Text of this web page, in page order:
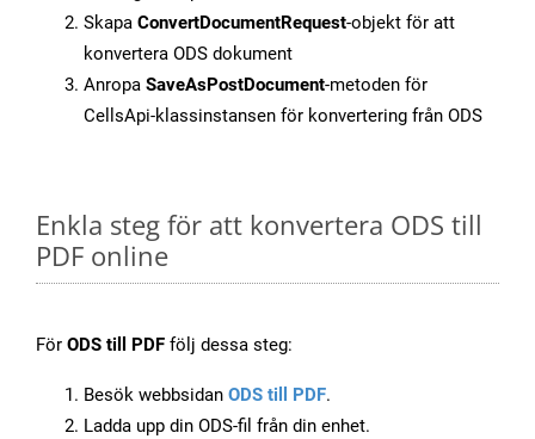
Skapa ConvertDocumentRequest-objekt för att
konvertera ODS dokument
Anropa SaveAsPostDocument-metoden för
CellsApi-klassinstansen för konvertering från ODS
Enkla steg för att konvertera ODS till
PDF online
För ODS till PDF följ dessa steg:
Besök webbsidan ODS till PDF.
Ladda upp din ODS-fil från din enhet.